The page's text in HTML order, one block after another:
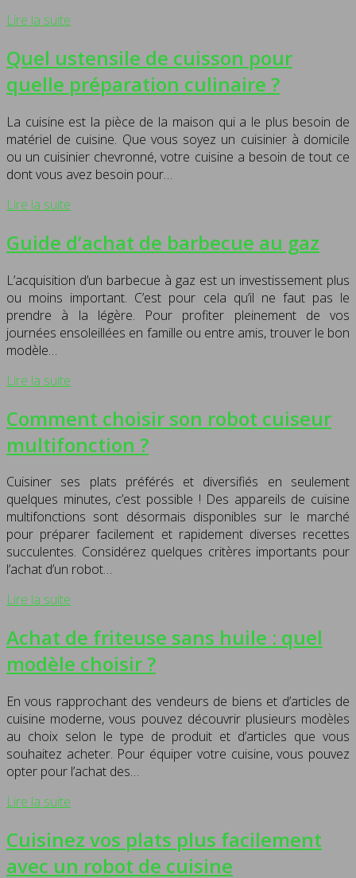
Lire la suite
Quel ustensile de cuisson pour
quelle préparation culinaire ?
La cuisine est la pièce de la maison qui a le plus besoin de
matériel de cuisine. Que vous soyez un cuisinier à domicile
ou un cuisinier chevronné, votre cuisine a besoin de tout ce
dont vous avez besoin pour…
Lire la suite
Guide d’achat de barbecue au gaz
L’acquisition d’un barbecue à gaz est un investissement plus
ou moins important. C’est pour cela qu’il ne faut pas le
prendre à la légère. Pour profiter pleinement de vos
journées ensoleillées en famille ou entre amis, trouver le bon
modèle…
Lire la suite
Comment choisir son robot cuiseur
multifonction ?
Cuisiner ses plats préférés et diversifiés en seulement
quelques minutes, c’est possible ! Des appareils de cuisine
multifonctions sont désormais disponibles sur le marché
pour préparer facilement et rapidement diverses recettes
succulentes. Considérez quelques critères importants pour
l’achat d’un robot…
Lire la suite
Achat de friteuse sans huile : quel
modèle choisir ?
En vous rapprochant des vendeurs de biens et d’articles de
cuisine moderne, vous pouvez découvrir plusieurs modèles
au choix selon le type de produit et d’articles que vous
souhaitez acheter. Pour équiper votre cuisine, vous pouvez
opter pour l’achat des…
Lire la suite
Cuisinez vos plats plus facilement
avec un robot de cuisine